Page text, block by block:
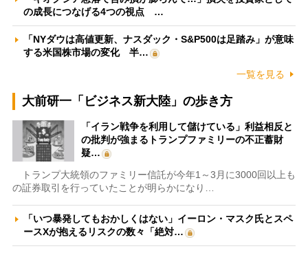
の成長につなげる4つの視点 …
「NYダウは高値更新、ナスダック・S&P500は足踏み」が意味
する米国株市場の変化 半…
一覧を見る
大前研一「ビジネス新大陸」の歩き方
「イラン戦争を利用して儲けている」利益相反と
の批判が強まるトランプファミリーの不正蓄財
疑…
トランプ大統領のファミリー信託が今年1～3月に3000回以上も
の証券取引を行っていたことが明らかになり…
「いつ暴発してもおかしくはない」イーロン・マスク氏とスペ
ースXが抱えるリスクの数々「絶対…